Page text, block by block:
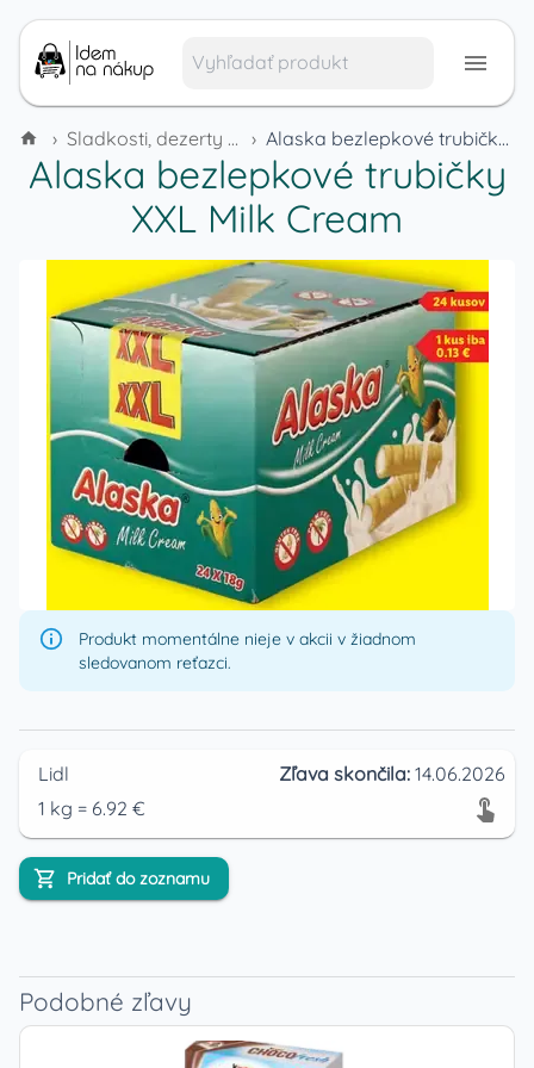
› Sladkosti, dezerty a cukrovinky › Alaska bezlepkové trubičky XXL Milk Cream
Alaska bezlepkové trubičky
XXL Milk Cream
Produkt momentálne nieje v akcii v žiadnom
sledovanom reťazci.
Lidl Zľava skončila: 14.06.2026
1 kg = 6.92 €
Pridať do zoznamu
Podobné zľavy